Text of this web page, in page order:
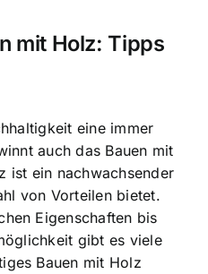
mit Holz: Tipps
eine immer
auch das Bauen mit
ist ein nachwachsender
von Vorteilen bietet.
Eigenschaften bis
gibt es viele
Bauen mit Holz